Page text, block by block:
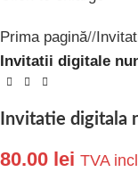
Prima pagină/
Invitatii digitale
Invitatie digitala
80.00 lei TVA